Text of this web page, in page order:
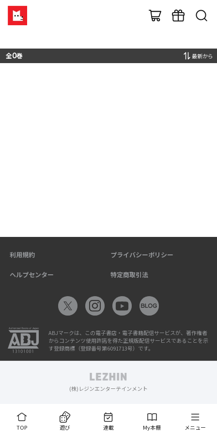
全0巻 最新から
TOP 遊び 連載 My本棚 メニュー
利用規約 プライバシーポリシー
ヘルプセンター 特定商取引法
ABJマークは、この電子書店・電子書籍配信サービスが、著作権者
からコンテンツ使用許諾を得た正規版配信サービスであることを示
す登録商標（登録番号第6091713号）です。
(株)レジンエンターテインメント